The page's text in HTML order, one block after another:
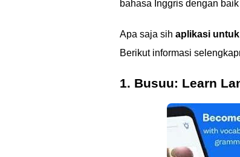
bahasa Inggris dengan
Apa saja sih aplikasi
Berikut informasi
1. Busuu: Learn